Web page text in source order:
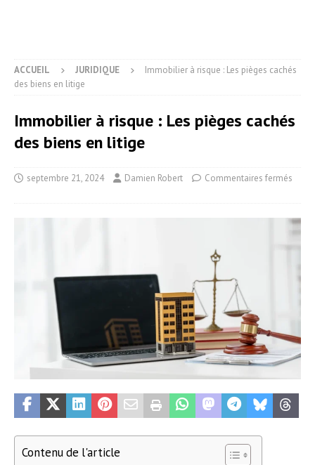
ACCUEIL JURIDIQUE
Immobilier à risque : Les pièges cachés
des biens en litige
Immobilier à risque : Les pièges cachés
des biens en litige
septembre 21, 2024 Damien Robert Commentaires fermés
Contenu de l'article